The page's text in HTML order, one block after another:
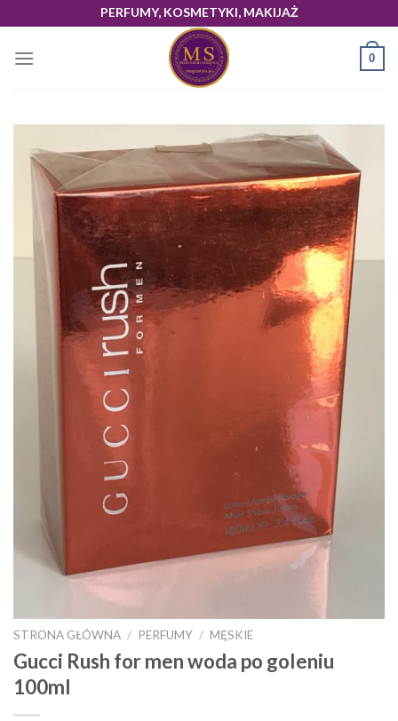
to
content
PERFUMY, KOSMETYKI, MAKIJAŻ
0
STRONA GŁÓWNA / PERFUMY / MĘSKIE
Gucci Rush for men woda po goleniu
100ml